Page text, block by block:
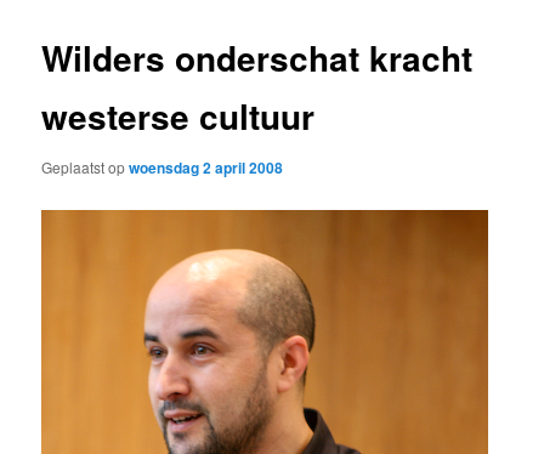
Wilders onderschat kracht
westerse cultuur
Geplaatst opwoensdag 2 april 2008